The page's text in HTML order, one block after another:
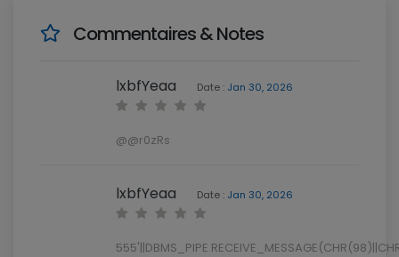
Commentaires & Notes
lxbfYeaa Date : Jan 30, 2026
@@r0zRs
lxbfYeaa Date : Jan 30, 2026